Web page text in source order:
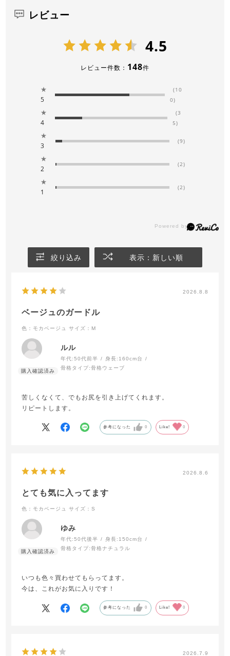
レビュー
4.5
レビュー件数： 148件
★
5
(10
0)
★
4
(3
5)
★
3
(9)
★
2
(2)
★
1
(2)
絞り込み 表示：新しい順
2026.8.8
ベージュのガードル
色：モカベージュ サイズ：M
ルル
年代:50代前半 身長: 160cm台
骨格タイプ:骨格ウェーブ
苦しくなくて、でもお尻を引き上げてくれます。
リピートします。
参考になった 0 Like! 0
2026.8.6
とても気に入ってます
色：モカベージュ サイズ：S
ゆみ
年代:50代後半 身長: 150cm台
骨格タイプ:骨格ナチュラル
いつも色々買わせてもらってます。
今は、これがお気に入りです！
参考になった 0 Like! 0
2026.7.9